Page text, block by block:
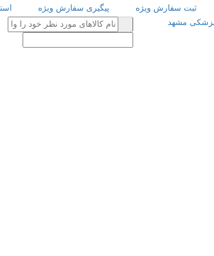
ثبت سفارش ویژه پیگیری سفارش ویژه